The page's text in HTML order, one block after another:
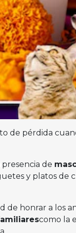
de pérdida
de
y platos de
de honrar a los
como la